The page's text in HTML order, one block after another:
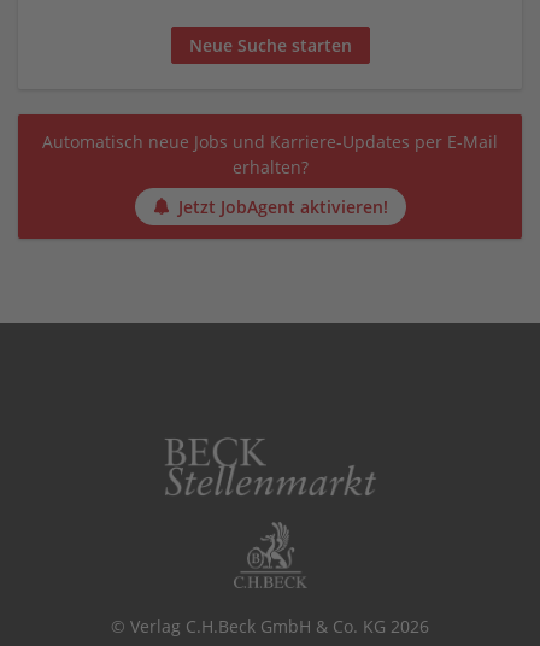
Neue Suche starten
Automatisch neue Jobs und Karriere-Updates per E-Mail
erhalten?
Jetzt JobAgent aktivieren!
© Verlag C.H.Beck GmbH & Co. KG 2026